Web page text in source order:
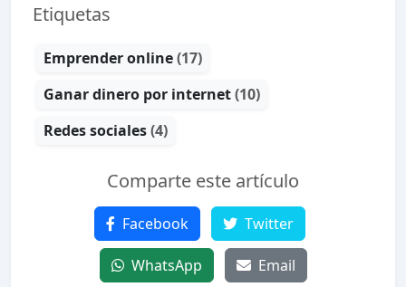
Etiquetas
Emprender online(17)
Ganar dinero por internet(10)
Redes sociales(4)
Comparte este artículo
Facebook Twitter
WhatsApp Email